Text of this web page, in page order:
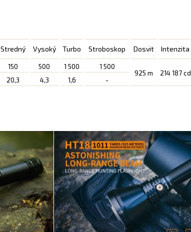
Stredný Vysoký Turbo Stroboskop Dosvit Intenzita
150 500 1 500
1 500
925 m
214 187 cd
20,3 4,3 1,6 -